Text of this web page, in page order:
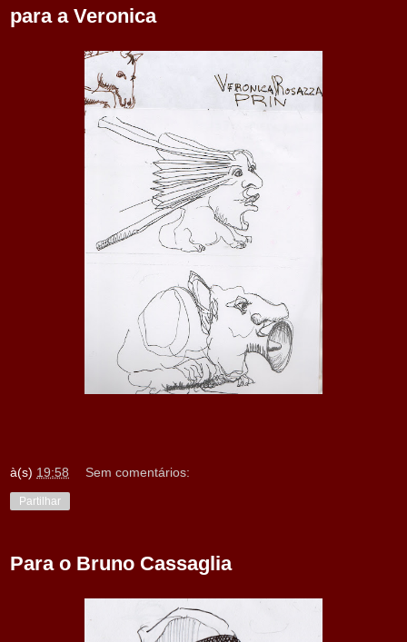
para a Veronica
à(s) 19:58 Sem comentários:
Partilhar
Para o Bruno Cassaglia